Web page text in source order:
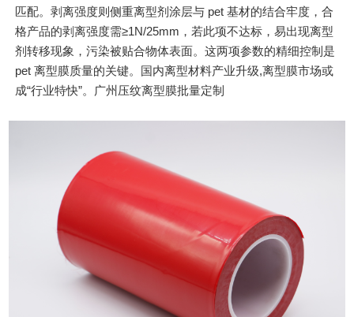
匹配。剥离强度则侧重离型剂涂层与 pet 基材的结合牢度，合
格产品的剥离强度需≥1N/25mm，若此项不达标，易出现离型
剂转移现象，污染被贴合物体表面。这两项参数的精细控制是
pet 离型膜质量的关键。国内离型材料产业升级,离型膜市场或
成“行业特快”。广州压纹离型膜批量定制